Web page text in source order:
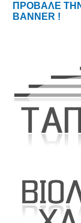
ΠΡΟΒΑΛΕ ΤΗΝ
BANNER !